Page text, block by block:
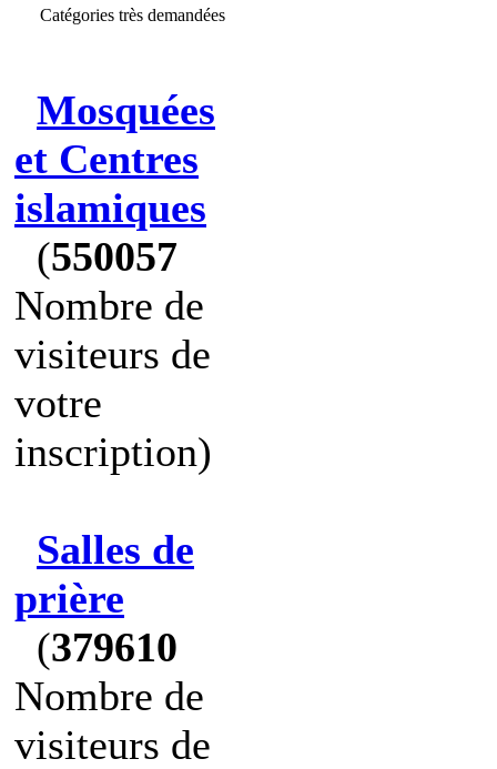
Catégories très demandées
Mosquées
et Centres
islamiques
(550057
Nombre de
visiteurs de
votre
inscription)
Salles de
prière
(379610
Nombre de
visiteurs de